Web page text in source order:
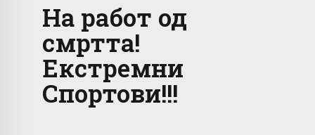
На работ од
смртта!
Екстремни
Спортови!!!